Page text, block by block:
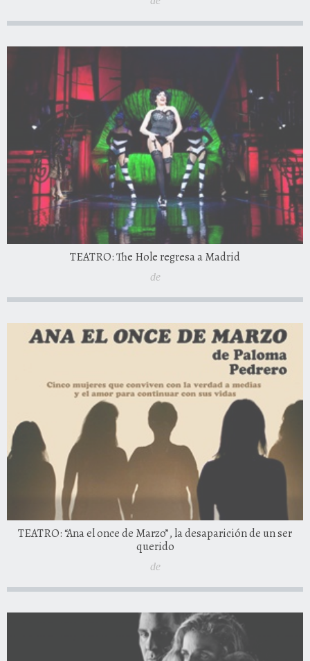
TEATRO: The Hole regresa a Madrid
de
TEATRO: “Ana el once de Marzo”, la desaparición de un ser
querido
de